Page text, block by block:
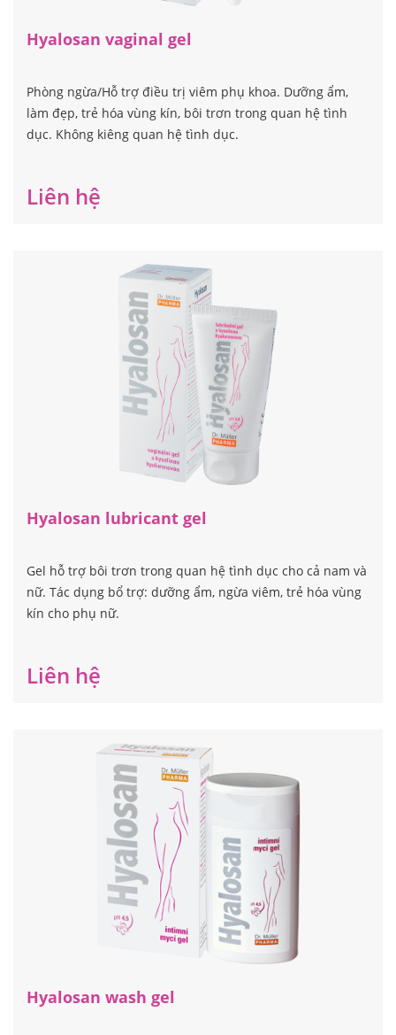
Phòng ngừa/Hỗ trợ điều trị viêm phụ khoa. Dưỡng ẩm,
làm đẹp, trẻ hóa vùng kín, bôi trơn trong quan hệ tình
Gel hỗ trợ bôi trơn trong quan hệ tình dục cho cả nam và
nữ. Tác dụng bổ trợ: dưỡng ẩm, ngừa viêm, trẻ hóa vùng